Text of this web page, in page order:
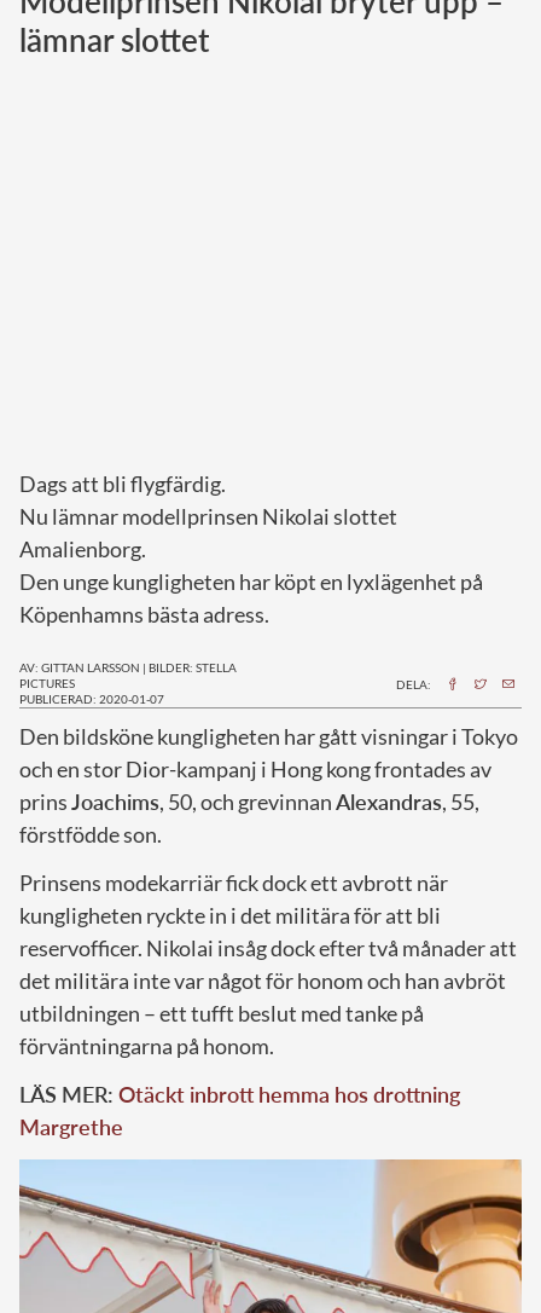
Norska kungahuset
lämnar slottet
Dags att bli flygfärdig.
Nu lämnar modellprinsen Nikolai slottet
Amalienborg.
Den unge kungligheten har köpt en lyxlägenhet på
Köpenhamns bästa adress.
AV: GITTAN LARSSON | BILDER: STELLA
PICTURES
PUBLICERAD: 2020-01-07
DELA:
Den bildsköne kungligheten har gått visningar i Tokyo
och en stor Dior-kampanj i Hong kong frontades av
prinsJoachims, 50, och grevinnanAlexandras, 55,
förstfödde son.
Prinsens modekarriär fick dock ett avbrott när
kungligheten ryckte in i det militära för att bli
reservofficer. Nikolai insåg dock efter två månader att
det militära inte var något för honom och han avbröt
utbildningen – ett tufft beslut med tanke på
förväntningarna på honom.
LÄS MER: Otäckt inbrott hemma hos drottning
Margrethe